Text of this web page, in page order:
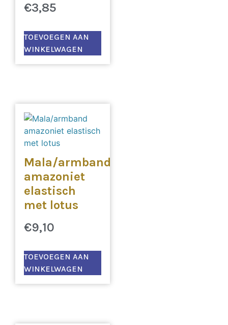
€3,85
TOEVOEGEN AAN
WINKELWAGEN
Mala/armband
amazoniet
elastisch
met lotus
€9,10
TOEVOEGEN AAN
WINKELWAGEN